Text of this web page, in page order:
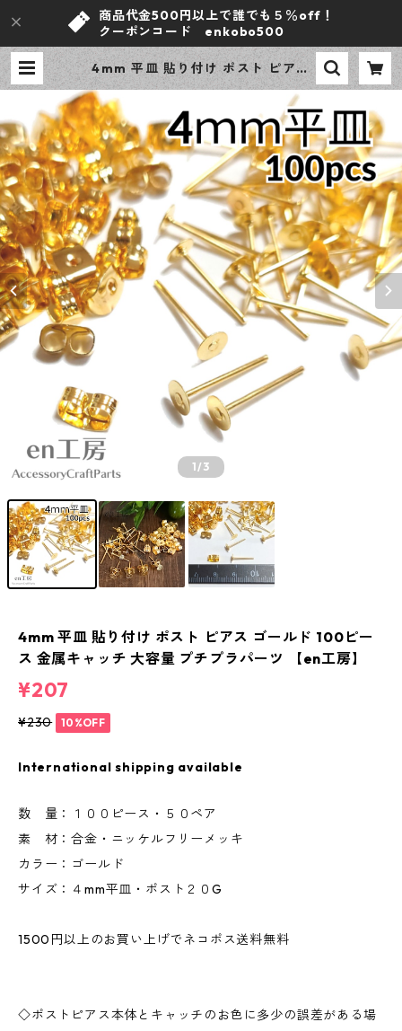
商品代金500円以上で誰でも５％off！
クーポンコード enkobo500
4mm 平皿 貼り付け ポスト ピアス
ゴールド 100ピース 金属キャッチ
大容量 プチプラパーツ 【en工房】
| ｅｎ工房
1/3
4mm 平皿 貼り付け ポスト ピアス ゴールド 100ピー
ス 金属キャッチ 大容量 プチプラパーツ 【en工房】
¥207
¥230 10%OFF
International shipping available
数 量：１００ピース・５０ペア
素 材：合金・ニッケルフリーメッキ
カラー：ゴールド
サイズ：４mm平皿・ポスト２０G
1500円以上のお買い上げでネコポス送料無料
◇ポストピアス本体とキャッチのお色に多少の誤差がある場